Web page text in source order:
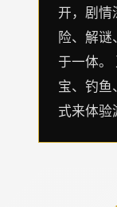
开，剧情
险、解谜
于一体。
宝、钓鱼
式来体验